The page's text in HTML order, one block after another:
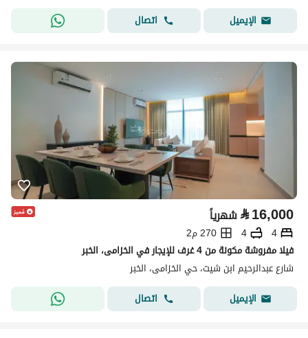
الإيميل
اتصال
⃁16,000 شهرياً
4
4
270 م2
فيلا مفروشة مكونة من 4 غرف للإيجار في الخزامى، الخبر
شارع عبدالرحيم ابن شيت، حي الخزامى، الخبر
الإيميل
اتصال